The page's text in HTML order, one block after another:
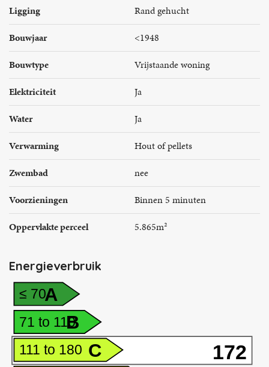
Ligging
Rand gehucht
Bouwjaar
<1948
Bouwtype
Vrijstaande woning
Elektriciteit
Ja
Water
Ja
Verwarming
Hout of pellets
Zwembad
nee
Voorzieningen
Binnen 5 minuten
Oppervlakte perceel
5.865m²
Energieverbruik
A
≤ 70
B
71 to 110
172
C
111 to 180